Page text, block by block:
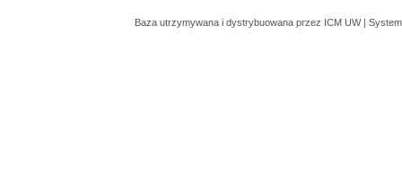
Baza utrzymywana i dystrybuowana przez ICM UW |